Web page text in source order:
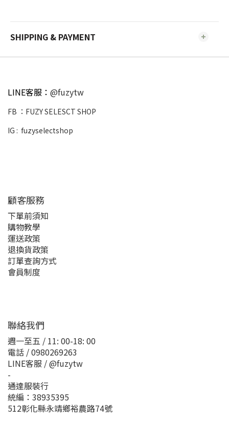
SHIPPING & PAYMENT
LINE客服： @fuzytw
FB ： FUZY SELESCT SHOP
IG : fuzyselectshop
顧客服務
下單前須知
購物教學
運送政策
退換貨政策
訂單查詢方式
會員制度
聯絡我們
週一至五 / 11: 00-18: 00
電話 / 0980269263
LINE客服 / @fuzytw
-
通達服裝行
統編：38935395
512彰化縣永靖鄉裕農路74號